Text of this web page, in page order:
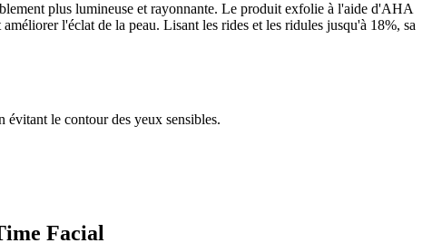
plus lumineuse et rayonnante. Le produit exfolie à l'aide d'AHA
l'éclat de la peau. Lisant les rides et les ridules jusqu'à 18%, sa
évitant le contour des yeux sensibles.
Facial